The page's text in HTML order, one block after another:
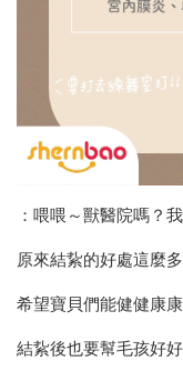
：喂喂～獸醫院嗎？
原來結紥的好處這麼
希望寶貝們能健健康
結紥後也要幫毛孩好